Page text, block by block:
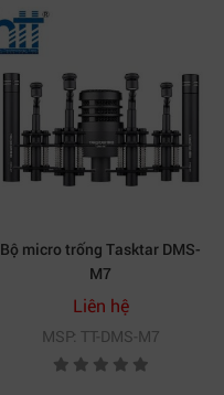
Bộ micro trống Tasktar DMS-
M7
Liên hệ
MSP: TT-DMS-M7